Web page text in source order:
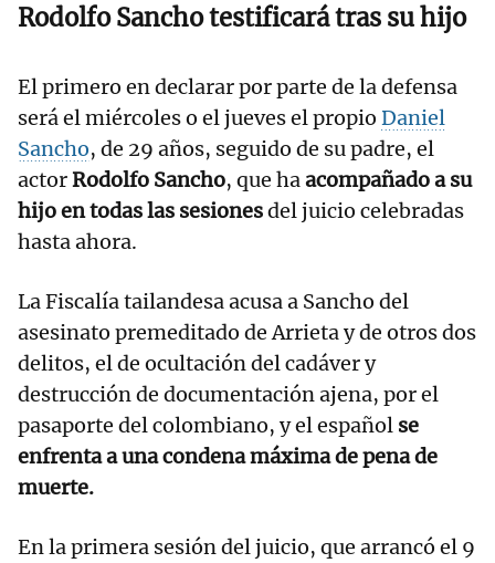
Rodolfo Sancho testificará tras su hijo
El primero en declarar por parte de la defensa
será el miércoles o el jueves el propio Daniel
Sancho, de 29 años, seguido de su padre, el
actorRodolfo Sancho, que haacompañado a su
hijo en todas las sesionesdel juicio celebradas
hasta ahora.
La Fiscalía tailandesa acusa a Sancho del
asesinato premeditado de Arrieta y de otros dos
delitos, el de ocultación del cadáver y
destrucción de documentación ajena, por el
pasaporte del colombiano, y el español se
enfrenta a una condena máxima de pena de
muerte.
En la primera sesión del juicio, que arrancó el 9